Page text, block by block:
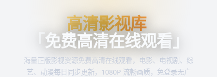
高清影视库
高清影视库
免费高清在线观看」
海量正版影视资源免费高清在线观看 ，电影、电视剧、综
艺、动漫每日同步更新，1080P 流畅画质，免登录无广